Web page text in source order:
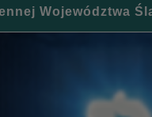
Województwa